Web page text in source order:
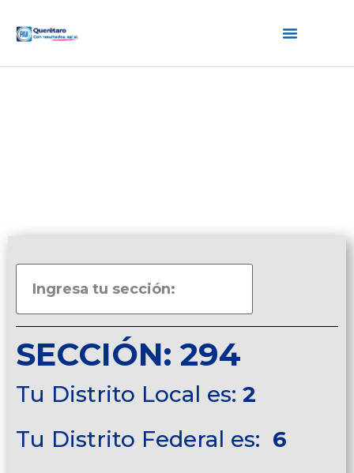
SECCIÓN: 294
Tu Distrito Local es: 2
Tu Distrito Federal es: 6